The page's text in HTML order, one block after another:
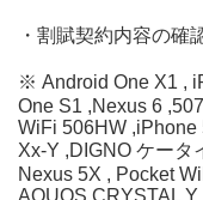
・割賦契約内容の確
※ Android One X1 ,
One S1 ,Nexus 6
WiFi 506HW ,iPhone
Xx-Y ,DIGNO ケータ
Nexus 5X , Pocket
AQUOS CRYSTAL Y